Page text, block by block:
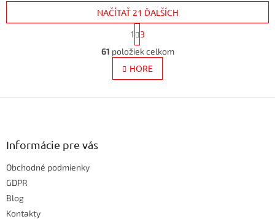
O
v
l
á
NAČÍTAŤ 21 ĎALŠÍCH
S
t
r
á
n
k
v
1
3
61 položiek celkom
HORE
Z
Informácie pre vás
Obchodné podmienky
GDPR
Blog
Kontakty